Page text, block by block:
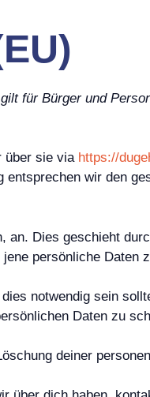
für Bürger und
über sie via https://
wir den
Dies geschieht
persönliche Daten
notwendig sein
Daten zu
deiner